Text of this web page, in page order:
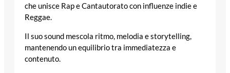
che unisce Rap e Cantautorato con influenze indie e
Reggae.
Il suo sound mescola ritmo, melodia e storytelling,
mantenendo un equilibrio tra immediatezza e
contenuto.